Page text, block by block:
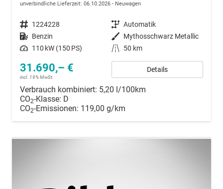
unverbindliche Lieferzeit: 06.10.2026 Neuwagen
Fahrzeugnummer 1224228 Getriebe Automatik
Kraftstoff Benzin Außenfarbe Mythosschwarz Metallic
Leistung 110 kW (150 PS) Kilometerstand 50 km
31.690,– €
incl. 19% MwSt.
Details
Verbrauch kombiniert: 5,20 l/100km
CO2-Klasse: D
CO2-Emissionen: 119,00 g/km